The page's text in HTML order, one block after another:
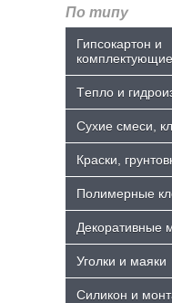
По типу
Гипсокартон и
комплектующие
Tепло и
Сухие смеси,
Краски,
Полимерные
Декоративные
Уголки и маяки
Силикон и